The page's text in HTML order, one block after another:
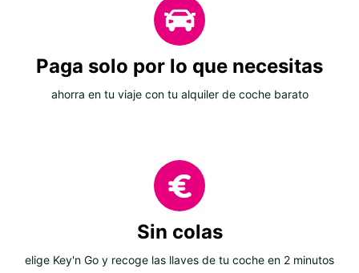
Paga solo por lo que necesitas
ahorra en tu viaje con tu alquiler de coche barato
Sin colas
elige Key'n Go y recoge las llaves de tu coche en 2 minutos